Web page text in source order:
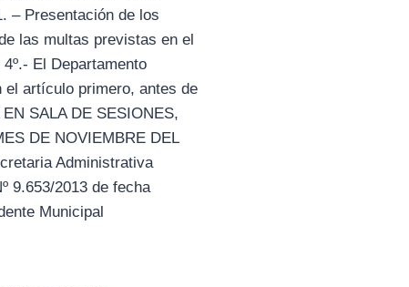
– Presentación de los
las multas previstas en el
El Departamento
el artículo primero, antes de
SALA DE SESIONES,
DE NOVIEMBRE DEL
Administrativa
9.653/2013 de fecha
Municipal